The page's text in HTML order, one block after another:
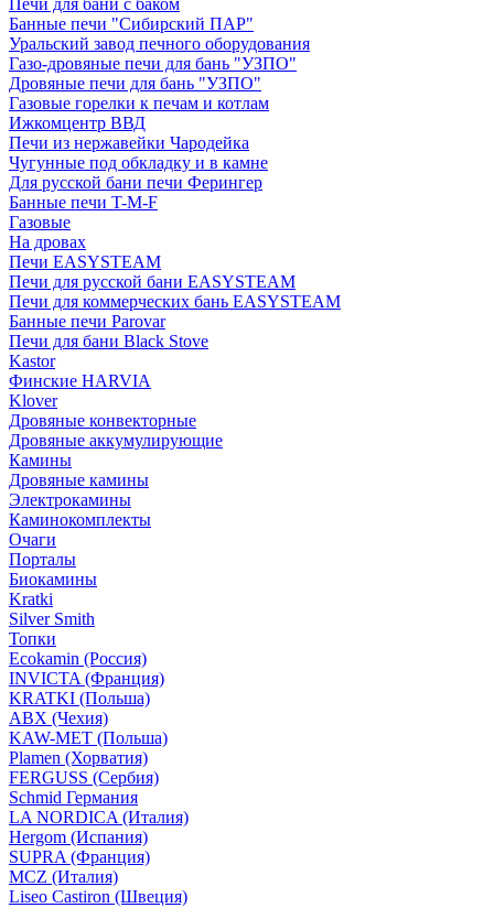
Печи для бани с баком
Банные печи "Сибирский ПАР"
Уральский завод печного оборудования
Газо-дровяные печи для бань "УЗПО"
Дровяные печи для бань "УЗПО"
Газовые горелки к печам и котлам
Ижкомцентр ВВД
Печи из нержавейки Чародейка
Чугунные под обкладку и в камне
Для русской бани печи Ферингер
Банные печи T-M-F
Газовые
На дровах
Печи EASYSTEAM
Печи для русской бани EASYSTEAM
Печи для коммерческих бань EASYSTEAM
Банные печи Parovar
Печи для бани Black Stove
Kastor
Финские HARVIA
Klover
Дровяные конвекторные
Дровяные аккумулирующие
Камины
Дровяные камины
Электрокамины
Каминокомплекты
Очаги
Порталы
Биокамины
Kratki
Silver Smith
Топки
Ecokamin (Россия)
INVICTA (Франция)
KRATKI (Польша)
ABX (Чехия)
KAW-MET (Польша)
Plamen (Хорватия)
FERGUSS (Сербия)
Schmid Германия
LA NORDICA (Италия)
Hergom (Испания)
SUPRA (Франция)
MCZ (Италия)
Liseo Castiron (Швеция)